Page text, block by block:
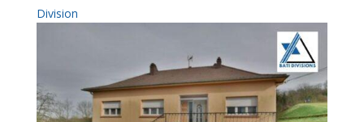
Division